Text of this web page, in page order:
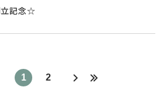
記念☆
1 2